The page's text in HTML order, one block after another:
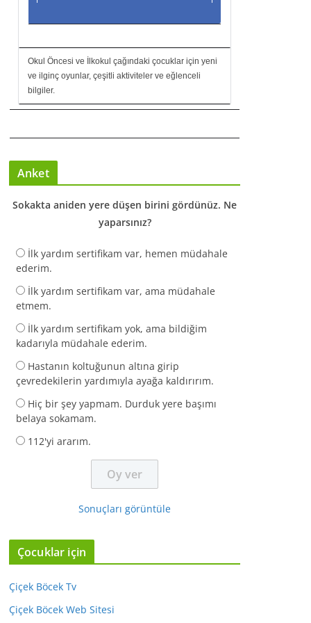
Okul Öncesi ve İlkokul çağındaki çocuklar için yeni
ve ilginç oyunlar, çeşitli aktiviteler ve eğlenceli
bilgiler.
Anket
Sokakta aniden yere düşen birini gördünüz. Ne
yaparsınız?
İlk yardım sertifikam var, hemen müdahale
ederim.
İlk yardım sertifikam var, ama müdahale
etmem.
İlk yardım sertifikam yok, ama bildiğim
kadarıyla müdahale ederim.
Hastanın koltuğunun altına girip
çevredekilerin yardımıyla ayağa kaldırırım.
Hiç bir şey yapmam. Durduk yere başımı
belaya sokamam.
112'yi ararım.
Sonuçları görüntüle
Çocuklar için
Çiçek Böcek Tv
Çiçek Böcek Web Sitesi